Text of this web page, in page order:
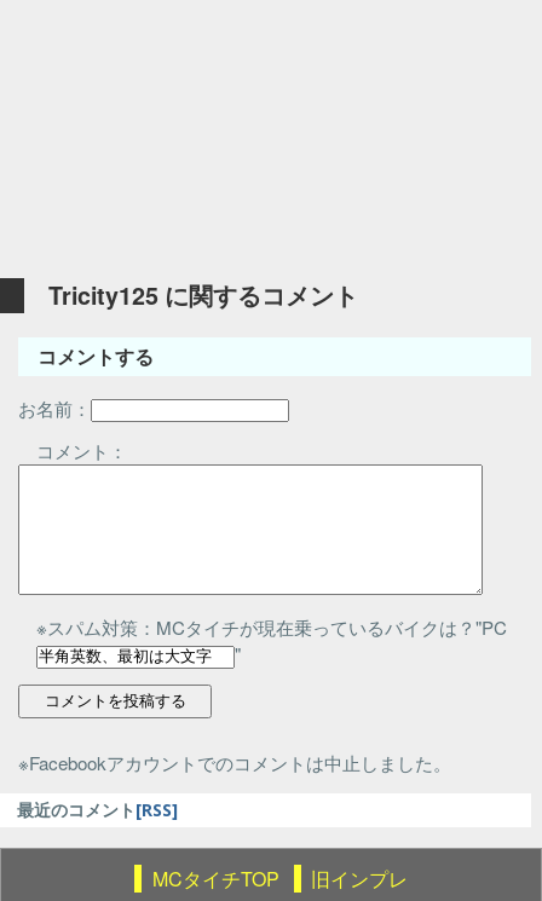
Tricity125 に関するコメント
コメントする
お名前：
コメント：
※スパム対策：MCタイチが現在乗っているバイクは？"PC
"
※Facebookアカウントでのコメントは中止しました。
最近のコメント [RSS]
MCタイチTOP 旧インプレ